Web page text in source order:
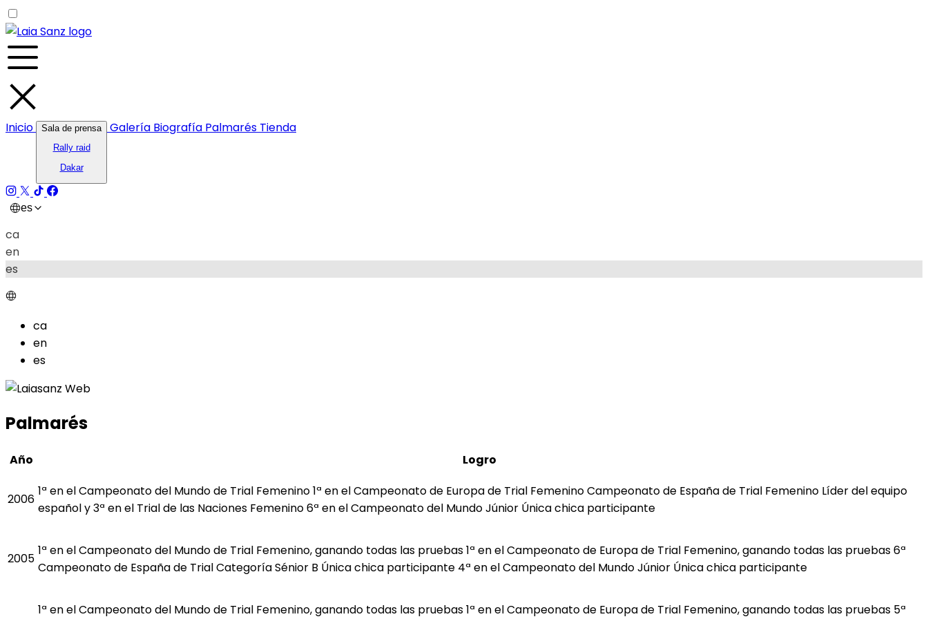
Inicio
Sala de prensa
Rally raid
Dakar
Galería Biografía Palmarés Tienda
es
ca
en
es
ca
en
es
Palmarés
Año Logro
2006
1ª en el Campeonato del Mundo de Trial Femenino 1ª en el Campeonato de Europa de Trial Femenino Campeonato de España de Trial Femenino Líder del equipo
español y 3ª en el Trial de las Naciones Femenino 6ª en el Campeonato del Mundo Júnior Única chica participante
2005
1ª en el Campeonato del Mundo de Trial Femenino, ganando todas las pruebas 1ª en el Campeonato de Europa de Trial Femenino, ganando todas las pruebas 6ª
Campeonato de España de Trial Categoría Sénior B Única chica participante 4ª en el Campeonato del Mundo Júnior Única chica participante
1ª en el Campeonato del Mundo de Trial Femenino, ganando todas las pruebas 1ª en el Campeonato de Europa de Trial Femenino, ganando todas las pruebas 5ª